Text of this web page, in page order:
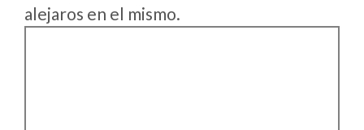
alejaros en el mismo.